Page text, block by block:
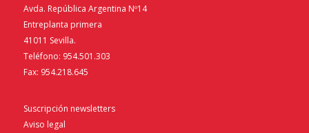
Avda. República Argentina Nº14
Entreplanta primera
41011 Sevilla.
Teléfono: 954.501.303
Fax: 954.218.645
Suscripción newsletters
Aviso legal